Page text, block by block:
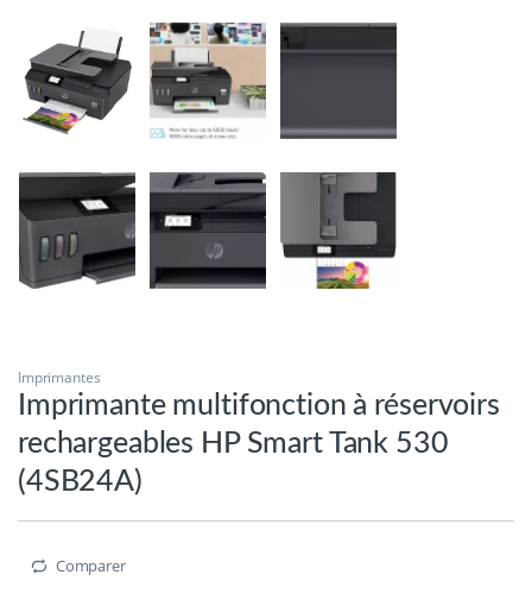
Imprimantes
Imprimante multifonction à réservoirs
rechargeables HP Smart Tank 530
(4SB24A)
Comparer